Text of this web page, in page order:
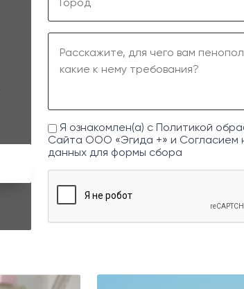
Я ознакомлен(а) с Политикой
Сайта ООО «Эгида +» и Согласием
данных для формы сбора